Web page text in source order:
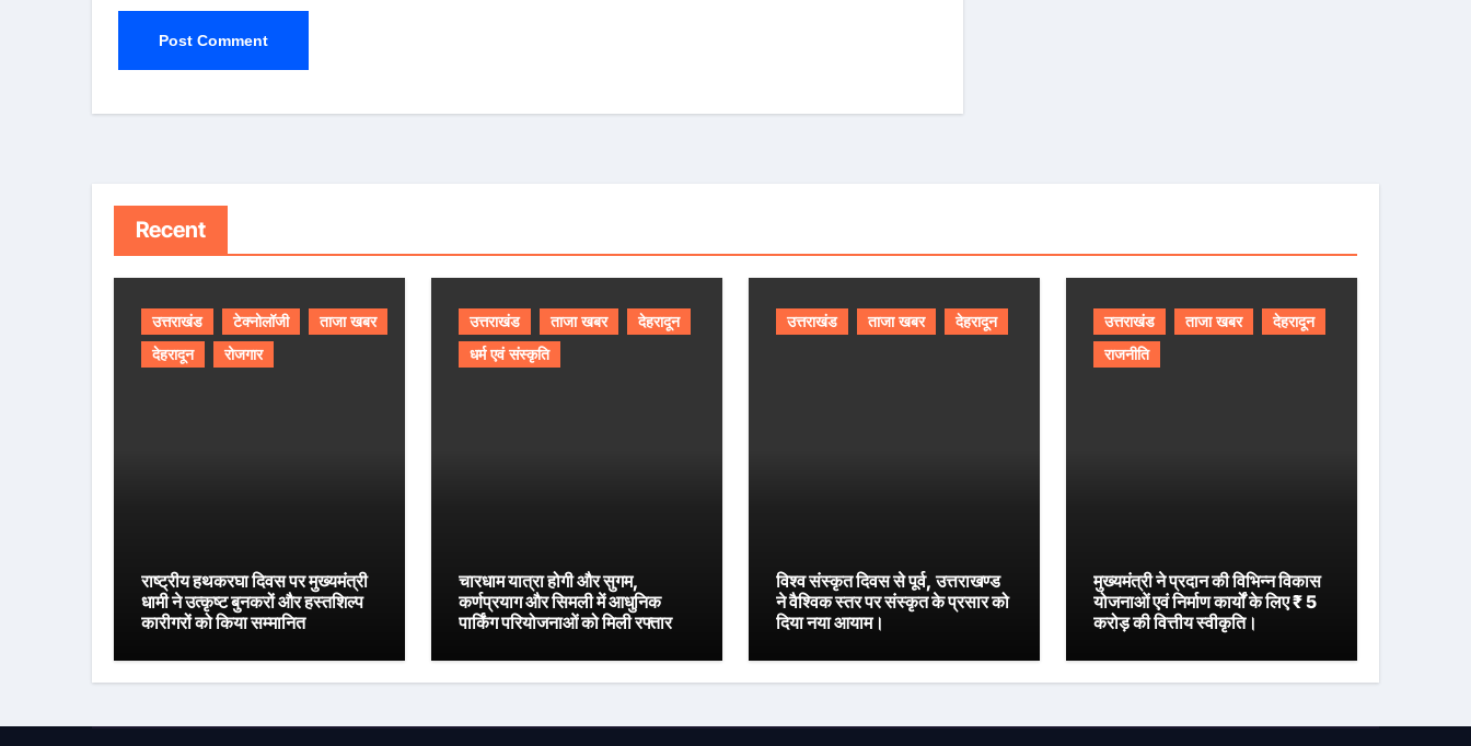
Recent
उत्तराखंड टेक्नोलॉजी
ताजा खबर
देहरादून
रोजगार
राष्ट्रीय हथकरघा दिवस पर मुख्यमंत्री
धामी ने उत्कृष्ट बुनकरों और हस्तशिल्प
कारीगरों को किया सम्मानित
उत्तराखंड ताजा खबर
देहरादून
धर्म एवं संस्कृति
चारधाम यात्रा होगी और सुगम,
कर्णप्रयाग और सिमली में आधुनिक
पार्किंग परियोजनाओं को मिली रफ्तार
उत्तराखंड ताजा खबर देहरादून
विश्व संस्कृत दिवस से पूर्व, उत्तराखण्ड
ने वैश्विक स्तर पर संस्कृत के प्रसार को
दिया नया आयाम।
उत्तराखंड ताजा खबर
देहरादून
राजनीति
मुख्यमंत्री ने प्रदान की विभिन्न विकास
योजनाओं एवं निर्माण कार्यों के लिए ₹ 5
करोड़ की वित्तीय स्वीकृति।